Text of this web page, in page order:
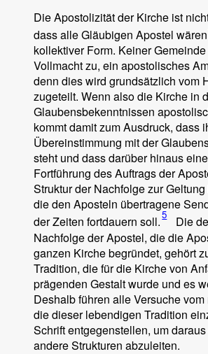
Die Apostolizität der Kirche ist
dass alle Gläubigen Apostel wären
kollektiver Form. Keiner
Vollmacht zu, ein apostolisches
denn dies wird grundsätzlich vom
zugeteilt. Wenn also die Kirche in
Glaubensbekenntnissen
kommt damit zum Ausdruck, dass
Übereinstimmung mit der
steht und dass darüber hinaus
Fortführung des Auftrags der
Struktur der Nachfolge zur
die den Aposteln übertragene
der Zeiten fortdauern soll.5
Die
Nachfolge der Apostel, die die
ganzen Kirche begründet, gehört
Tradition, die für die Kirche von
prägenden Gestalt wurde und es
Deshalb führen alle Versuche
die dieser lebendigen Tradition
Schrift entgegenstellen, um
andere Strukturen abzuleiten.